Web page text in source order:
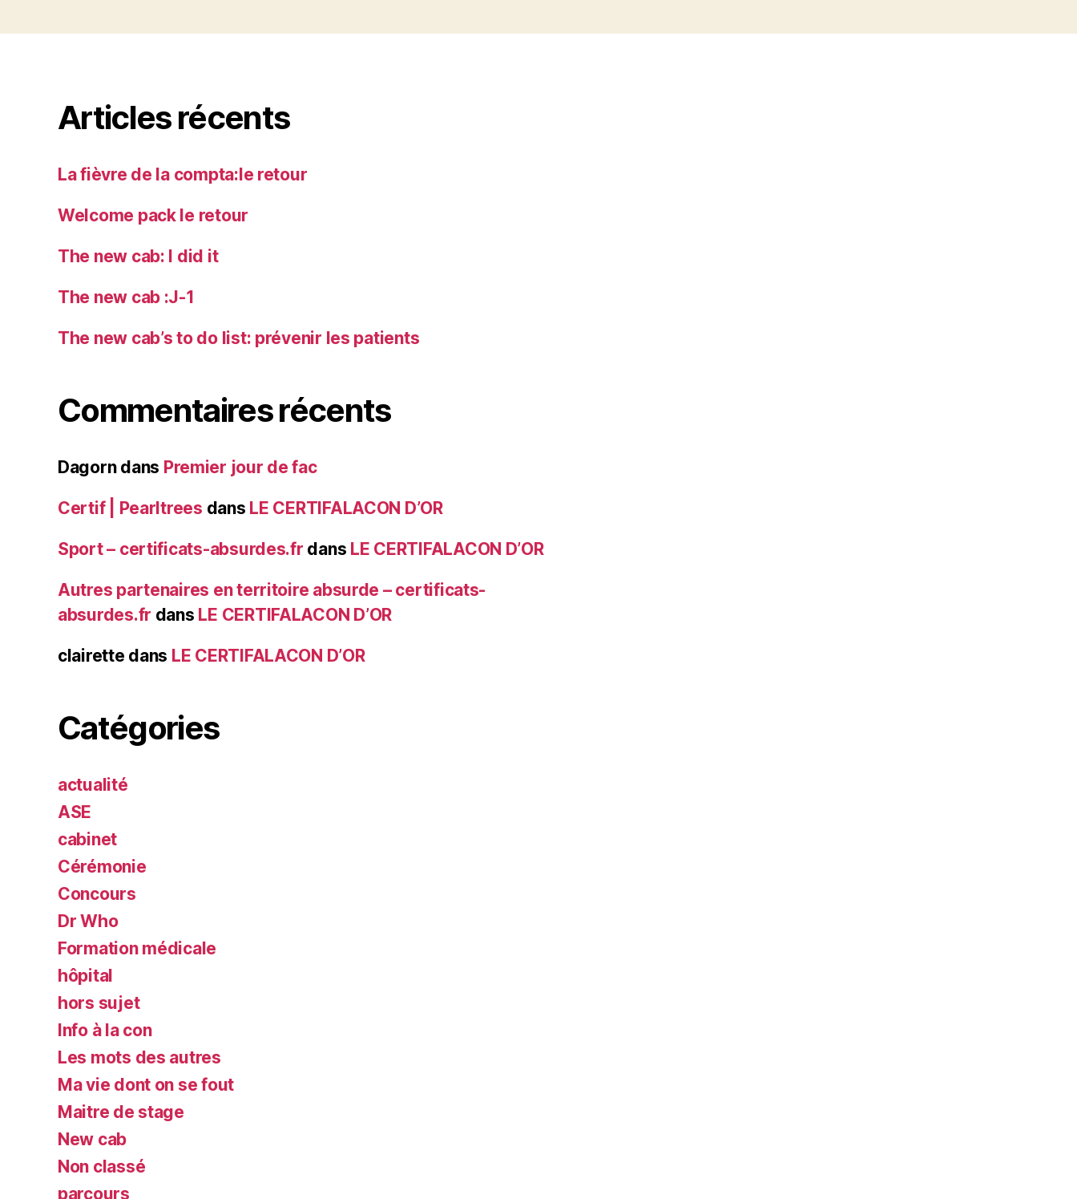
Articles récents
La fièvre de la compta:le retour
Welcome pack le retour
The new cab: I did it
The new cab :J-1
The new cab’s to do list: prévenir les patients
Commentaires récents
Dagorndans Premier jour de fac
Certif | Pearltrees dans LE CERTIFALACON D’OR
Sport – certificats-absurdes.fr dans LE CERTIFALACON D’OR
Autres partenaires en territoire absurde – certificats-
absurdes.fr dans LE CERTIFALACON D’OR
clairette dans LE CERTIFALACON D’OR
Catégories
actualité
ASE
cabinet
Cérémonie
Concours
Dr Who
Formation médicale
hôpital
hors sujet
Info à la con
Les mots des autres
Ma vie dont on se fout
Maitre de stage
New cab
Non classé
parcours